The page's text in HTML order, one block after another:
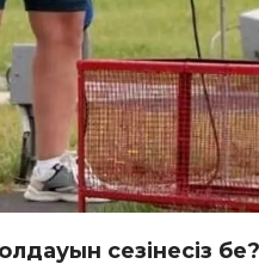
сезінесіз бе?